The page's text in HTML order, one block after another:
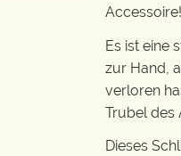
Accessoire!
Es ist eine
zur Hand,
verloren
Trubel des
Dieses